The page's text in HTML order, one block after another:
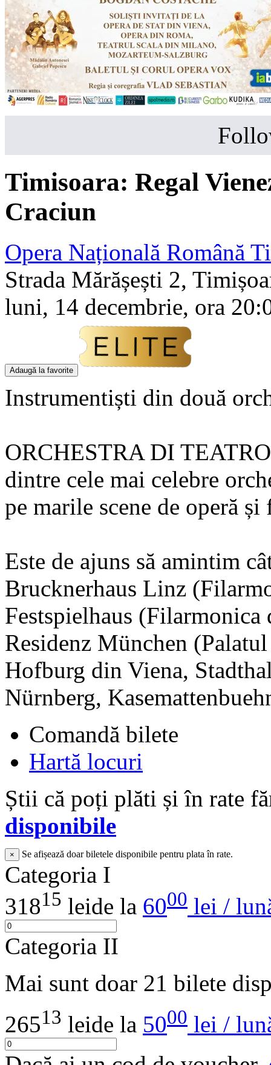
Timisoara: Regal
Craciun
Opera Națională Română
Strada Mărășești 2,
luni, 14 decembrie, ora
Adaugă la favorite
Instrumentiști din două
ORCHESTRA DI
dintre cele mai celebre
pe marile scene de operă
Este de ajuns să amintim
Brucknerhaus Linz
Festspielhaus
Residenz München
Hofburg din Viena,
Nürnberg,
Comandă bilete
Hartă locuri
Știi că poți plăti și în rate
disponibile
× Se afișează doar biletele disponibile pentru plata în rate.
Categoria I
31815 leide la 6000 lei /
Categoria II
Mai sunt doar 21 bilete
26513 leide la 5000 lei /